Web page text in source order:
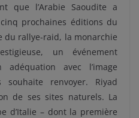
que l’Arabie Saoudite a
prochaines éditions du
du rallye-raid, la monarchie
un événement
avec l’image
renvoyer. Riyad
de ses sites naturels. La
d’Italie – dont la première